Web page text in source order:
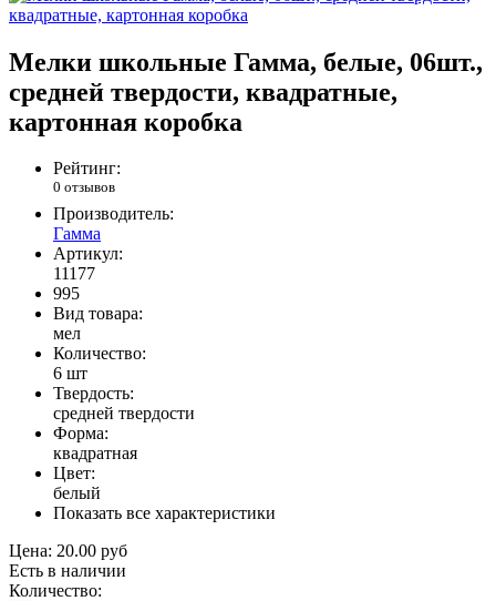
Мелки школьные Гамма, белые, 06шт.,
средней твердости, квадратные,
картонная коробка
Рейтинг:
0 отзывов
Производитель:
Гамма
Артикул:
11177
995
Вид товара:
мел
Количество:
6 шт
Твердость:
средней твердости
Форма:
квадратная
Цвет:
белый
Показать все характеристики
Цена: 20.00 руб
Есть в наличии
Количество: